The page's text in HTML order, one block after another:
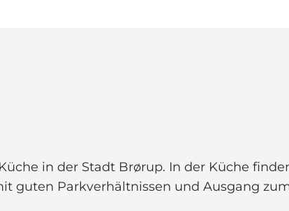
in der Stadt Brørup. In der Küche
guten Parkverhältnissen und Ausgang